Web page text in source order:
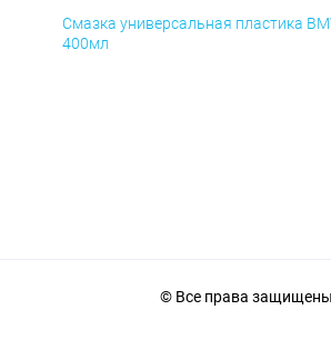
Смазка универсальная пластика
400мл
© Все права